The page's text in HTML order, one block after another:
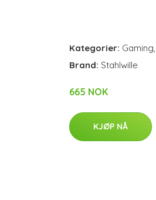
Kategorier: Gaming,
Brand: Stahlwille
665 NOK
KJØP NÅ